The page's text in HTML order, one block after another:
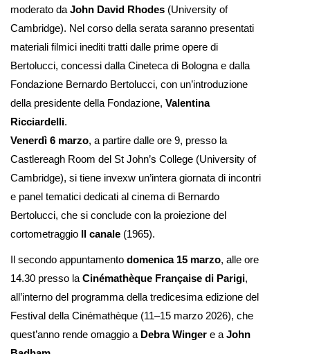
moderato da John David Rhodes (University of
Cambridge). Nel corso della serata saranno presentati
materiali filmici inediti tratti dalle prime opere di
Bertolucci, concessi dalla Cineteca di Bologna e dalla
Fondazione Bernardo Bertolucci, con un’introduzione
della presidente della Fondazione, Valentina
Ricciardelli.
Venerdì 6 marzo, a partire dalle ore 9, presso la
Castlereagh Room del St John’s College (University of
Cambridge), si tiene invexw un’intera giornata di incontri
e panel tematici dedicati al cinema di Bernardo
Bertolucci, che si conclude con la proiezione del
cortometraggio Il canale (1965).
Il secondo appuntamento domenica 15 marzo, alle ore
14.30 presso la Cinémathèque Française di Parigi,
all’interno del programma della tredicesima edizione del
Festival della Cinémathèque (11–15 marzo 2026), che
quest’anno rende omaggio a Debra Winger e a John